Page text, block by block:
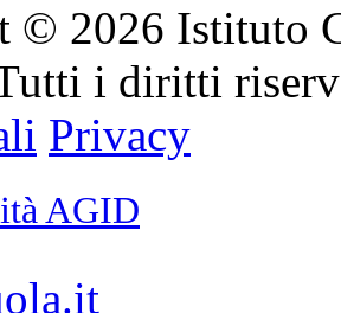
© 2026 Istituto
i diritti
Privacy
AGID